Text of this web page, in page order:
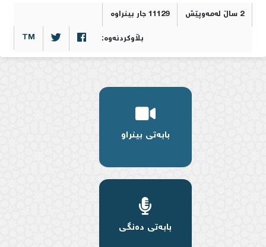
2 ساڵ لەمەوپێش 11129 جار بینراوە
بڵاوکردنەوە: TM
بابەتی بینراو
بابەتی دەنگی